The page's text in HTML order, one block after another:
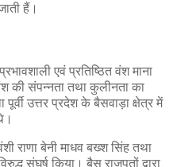
हैं।
एवं प्रतिष्ठित वंश माना
की संपन्नता तथा कुलीनता का
उत्तर प्रदेश के बैसवाड़ा क्षेत्र में
राणा बेनी माधव बख्श सिंह तथा
संघर्ष किया। बैस राजपूतों द्वारा